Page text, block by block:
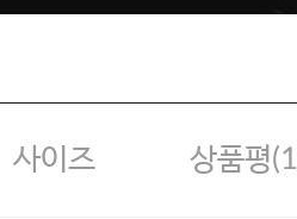
사이즈 상품평(1